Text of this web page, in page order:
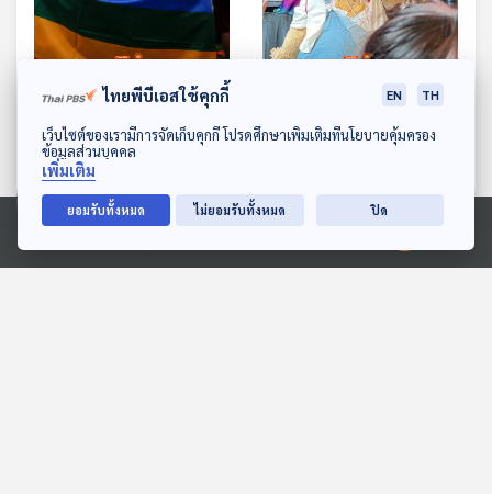
ดาวน์โหลด Thai PBS Podcast Application
Ⓒ 2020 องค์การกระจายเสียงและแพร่ภาพสาธารณะแห่งประเทศไทย
EP. 478: กฎหมายสมรสเท่า
เทียม เรื่องอะไรที่เราจำเป็น
ต้องรู้
เศรษฐกิจติดบ้าน
EP. 479: หมีเนย กลยุทธ์สุด
คิวต์ "มาสคอตอินฟลูเอน
ตอนที่เกี่ยวข้อง
ไทยพีบีเอสใช้คุกกี้ EN TH
เว็บไซต์ของเรามีการจัดเก็บคุกกี้ โปรดศึกษาเพิ่มเติมที่นโยบายคุ้มครอง
ข้อมูลส่วนบุคคล
เพิ่มเติม
ยอมรับทั้งหมด ไม่ยอมรับทั้งหมด ปิด